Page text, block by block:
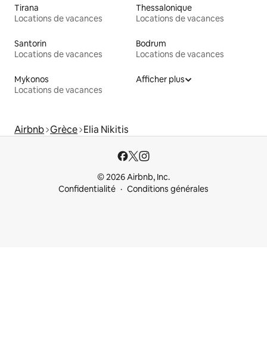
Tirana
Locations de vacances
Thessalonique
Locations de vacances
Santorin
Locations de vacances
Bodrum
Locations de vacances
Mykonos
Locations de vacances
Afficher plus
Airbnb Grèce Elia Nikitis
© 2026 Airbnb, Inc.
Confidentialité
Conditions générales